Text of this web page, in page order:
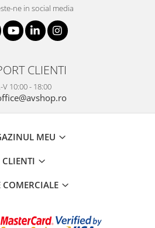
ne in social media
CLIENTI
V 10:00 - 18:00
MEU
CLIENTI
COMERCIALE